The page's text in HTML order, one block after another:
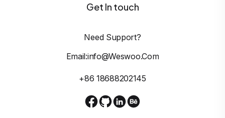
Get In touch
Need Support?
Email:info@weswoo.com
+86 18688202145